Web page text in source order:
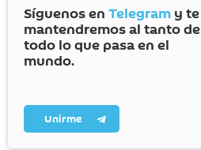
Síguenos en Telegram y te
mantendremos al tanto de
todo lo que pasa en el
mundo.
Unirme